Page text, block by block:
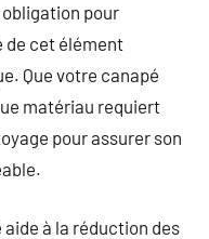
pour
de cet élément
Que votre canapé
matériau requiert
pour assurer son
à la réduction des